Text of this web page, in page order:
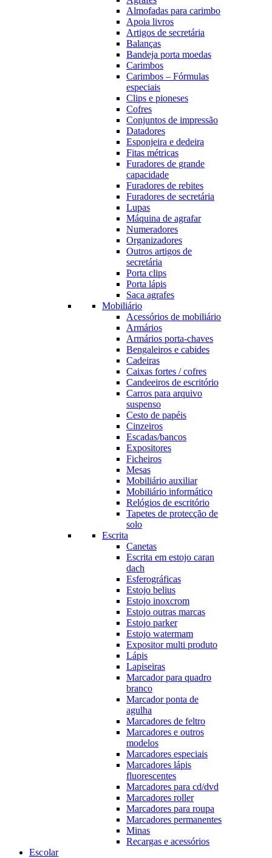
Almofadas para carimbo
Apoia livros
Artigos de secretária
Balanças
Bandeja porta moedas
Carimbos
Carimbos – Fórmulas
especiais
Clips e pioneses
Cofres
Conjuntos de impressão
Datadores
Esponjeira e dedeira
Fitas métricas
Furadores de grande
capacidade
Furadores de rebites
Furadores de secretária
Lupas
Máquina de agrafar
Numeradores
Organizadores
Outros artigos de
secretária
Porta clips
Porta lápis
Saca agrafes
Mobiliário
Acessórios de mobiliário
Armários
Armários porta-chaves
Bengaleiros e cabides
Cadeiras
Caixas fortes / cofres
Candeeiros de escritório
Carros para arquivo
suspenso
Cesto de papéis
Cinzeiros
Escadas/bancos
Expositores
Ficheiros
Mesas
Mobiliário auxiliar
Mobiliário informático
Relógios de escritório
Tapetes de protecção de
solo
Escrita
Canetas
Escrita em estojo caran
dach
Esferográficas
Estojo belius
Estojo inoxcrom
Estojo outras marcas
Estojo parker
Estojo watermam
Expositor multi produto
Lápis
Lapiseiras
Marcador para quadro
branco
Marcador ponta de
agulha
Marcadores de feltro
Marcadores e outros
modelos
Marcadores especiais
Marcadores lápis
fluorescentes
Marcadores para cd/dvd
Marcadores roller
Marcadores para roupa
Marcadores permanentes
Minas
Recargas e acessórios
Escolar